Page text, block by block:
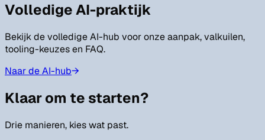
Volledige AI-praktijk
Bekijk de volledige AI-hub voor onze aanpak, valkuilen,
tooling-keuzes en FAQ.
Naar de AI-hub→
Klaar om te starten?
Drie manieren, kies wat past.